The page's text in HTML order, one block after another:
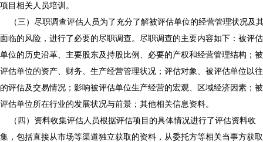
项目相关人员培训。
（三）尽职调查评估人员为了充分了解被评估单位的经营管理状况及
面临的风险，进行了必要的尽职调查。尽职调查的主要内容如下：被评估
单位的历史沿革、主要股东及持股比例、必要的产权和经营管理结构；被
评估单位的资产、财务、生产经营管理状况；评估对象、被评估单位以往
的评估及交易情况；影响被评估单位生产经营的宏观、区域经济因素；被
评估单位所在行业的发展状况与前景；其他相关信息资料。
（四）资料收集评估人员根据评估项目的具体情况进行了评估资料收
集，包括直接从市场等渠道独立获取的资料，从委托方等相关当事方获取